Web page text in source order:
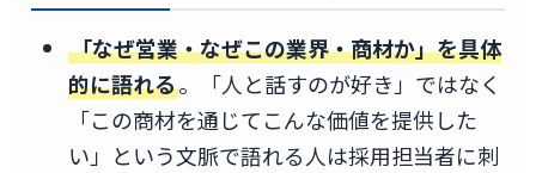
「なぜ営業・なぜこの業界・商材か」を具体
的に語れる。「人と話すのが好き」ではなく
「この商材を通じてこんな価値を提供した
い」という文脈で語れる人は採用担当者に刺